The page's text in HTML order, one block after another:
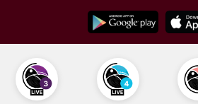
content